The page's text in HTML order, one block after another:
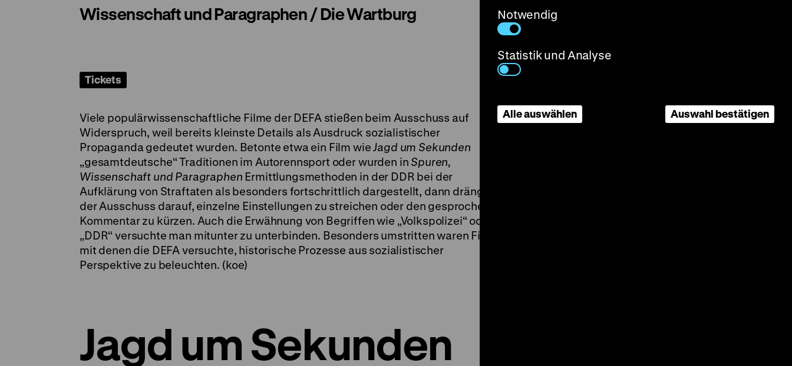
Wissenschaft und Paragraphen / Die Wartburg
Tickets
Viele populärwissenschaftliche Filme der DEFA stießen beim Ausschuss auf
Widerspruch, weil bereits kleinste Details als Ausdruck sozialistischer
Propaganda gedeutet wurden. Betonte etwa ein Film wieJagd um Sekunden
„gesamtdeutsche“ Traditionen im Autorennsport oder wurden in Spuren,
Wissenschaft und Paragraphen Ermittlungsmethoden in der DDR bei der
Aufklärung von Straftaten als besonders fortschrittlich dargestellt, dann drängte
der Ausschuss darauf, einzelne Einstellungen zu streichen oder den gesprochenen
Kommentar zu kürzen. Auch die Erwähnung von Begriffen wie „Volkspolizei“ oder
„DDR“ versuchte man mitunter zu unterbinden. Besonders umstritten waren Filme,
mit denen die DEFA versuchte, historische Prozesse aus sozialistischer
Perspektive zu beleuchten. (koe)
Jagd um Sekunden
Notwendig
Statistik und Analyse
Alle auswählen Auswahl bestätigen